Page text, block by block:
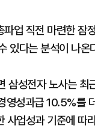
파업 직전 마련한 잠
있다는 분석이 나온
삼성전자 노사는
영성과급 10.5%를
사업성과 기준에 따